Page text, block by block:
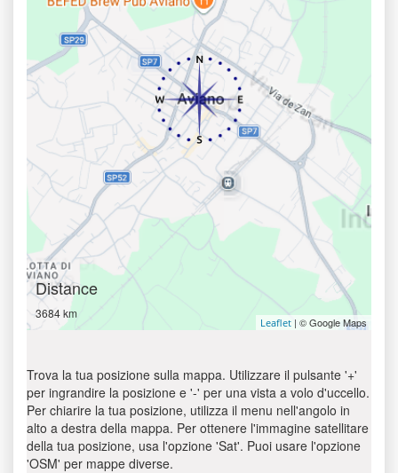
Distance
3684 km
Leaflet | © Google Maps
Trova la tua posizione sulla mappa. Utilizzare il pulsante '+'
per ingrandire la posizione e '-' per una vista a volo d'uccello.
Per chiarire la tua posizione, utilizza il menu nell'angolo in
alto a destra della mappa. Per ottenere l'immagine satellitare
della tua posizione, usa l'opzione 'Sat'. Puoi usare l'opzione
'OSM' per mappe diverse.